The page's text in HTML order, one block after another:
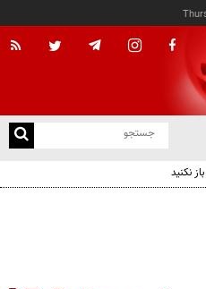
نکنید